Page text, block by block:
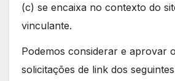
(c) se encaixa no contexto do
vinculante.
Podemos considerar e aprovar
solicitações de link dos